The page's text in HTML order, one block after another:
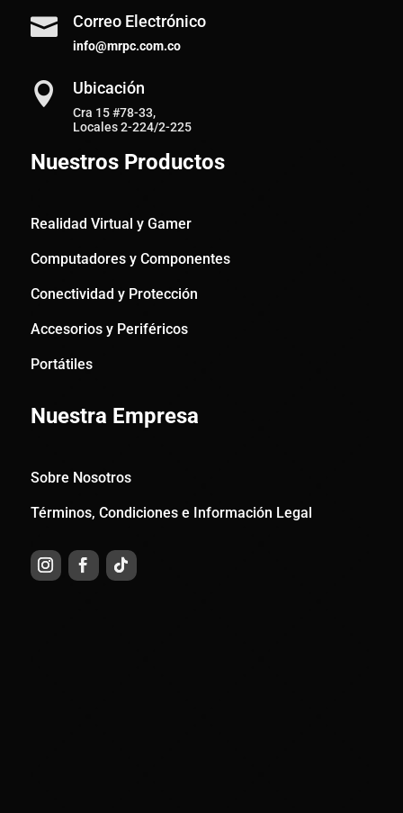
 Correo Electrónico
info@mrpc.com.co
 Ubicación
Cra 15 #78-33,
Locales 2-224/2-225
Nuestros Productos
Realidad Virtual y Gamer
Computadores y Componentes
Conectividad y Protección
Accesorios y Periféricos
Portátiles
Nuestra Empresa
Sobre Nosotros
Términos, Condiciones e Información Legal